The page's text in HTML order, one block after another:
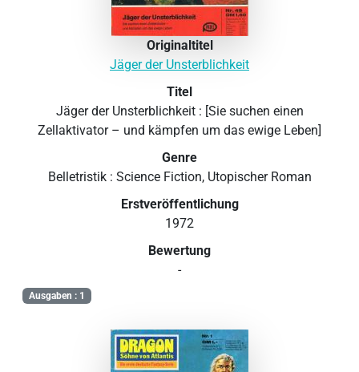
Originaltitel
Jäger der Unsterblichkeit
Titel
Jäger der Unsterblichkeit : [Sie suchen einen
Zellaktivator – und kämpfen um das ewige Leben]
Genre
Belletristik : Science Fiction, Utopischer Roman
Erstveröffentlichung
1972
Bewertung
-
Ausgaben : 1